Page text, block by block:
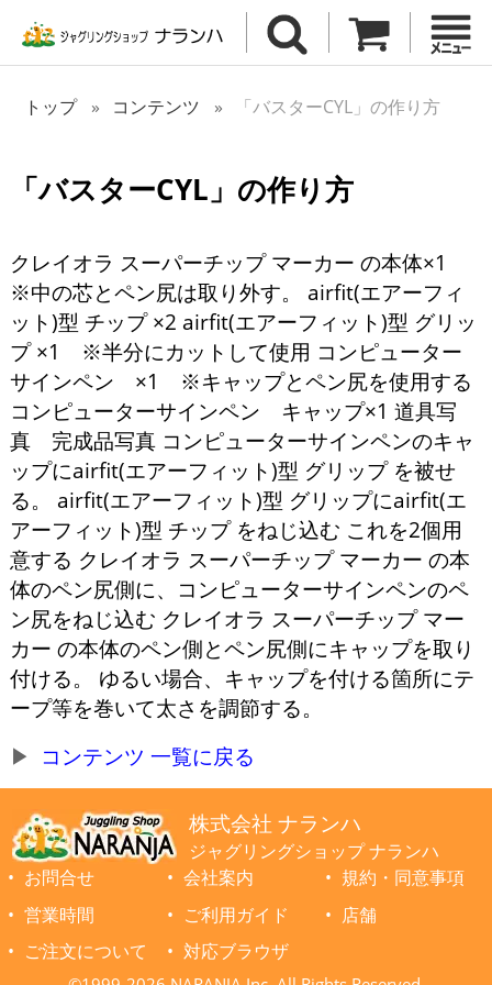
トップ コンテンツ 「バスターCYL」の作り方
「バスターCYL」の作り方
クレイオラ スーパーチップ マーカー の本体×1
※中の芯とペン尻は取り外す。 airfit(エアーフィ
ット)型 チップ ×2 airfit(エアーフィット)型 グリッ
プ ×1 ※半分にカットして使用 コンピューター
サインペン ×1 ※キャップとペン尻を使用する
コンピューターサインペン キャップ×1 道具写
真 完成品写真 コンピューターサインペンのキャ
ップにairfit(エアーフィット)型 グリップ を被せ
る。 airfit(エアーフィット)型 グリップにairfit(エ
アーフィット)型 チップ をねじ込む これを2個用
意する クレイオラ スーパーチップ マーカー の本
体のペン尻側に、コンピューターサインペンのペ
ン尻をねじ込む クレイオラ スーパーチップ マー
カー の本体のペン側とペン尻側にキャップを取り
付ける。 ゆるい場合、キャップを付ける箇所にテ
ープ等を巻いて太さを調節する。
コンテンツ 一覧に戻る
株式会社 ナランハ
ジャグリングショップ ナランハ
お問合せ
会社案内
規約・同意事項
営業時間
ご利用ガイド
店舗
ご注文について
対応ブラウザ